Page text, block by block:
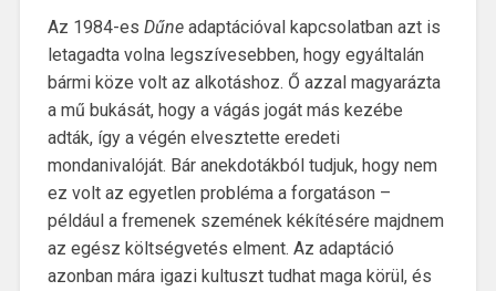
Az 1984-es Dűneadaptációval kapcsolatban azt is
letagadta volna legszívesebben, hogy egyáltalán
bármi köze volt az alkotáshoz. Ő azzal magyarázta
a mű bukását, hogy a vágás jogát más kezébe
adták, így a végén elvesztette eredeti
mondanivalóját. Bár anekdotákból tudjuk, hogy nem
ez volt az egyetlen probléma a forgatáson –
például a fremenek szemének kékítésére majdnem
az egész költségvetés elment. Az adaptáció
azonban mára igazi kultuszt tudhat maga körül, és